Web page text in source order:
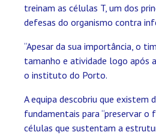
treinam as células T, um dos
defesas do organismo contra
“Apesar da sua importância, o
tamanho e atividade logo após
o instituto do Porto.
A equipa descobriu que existem
fundamentais para “preservar o
células que sustentam a